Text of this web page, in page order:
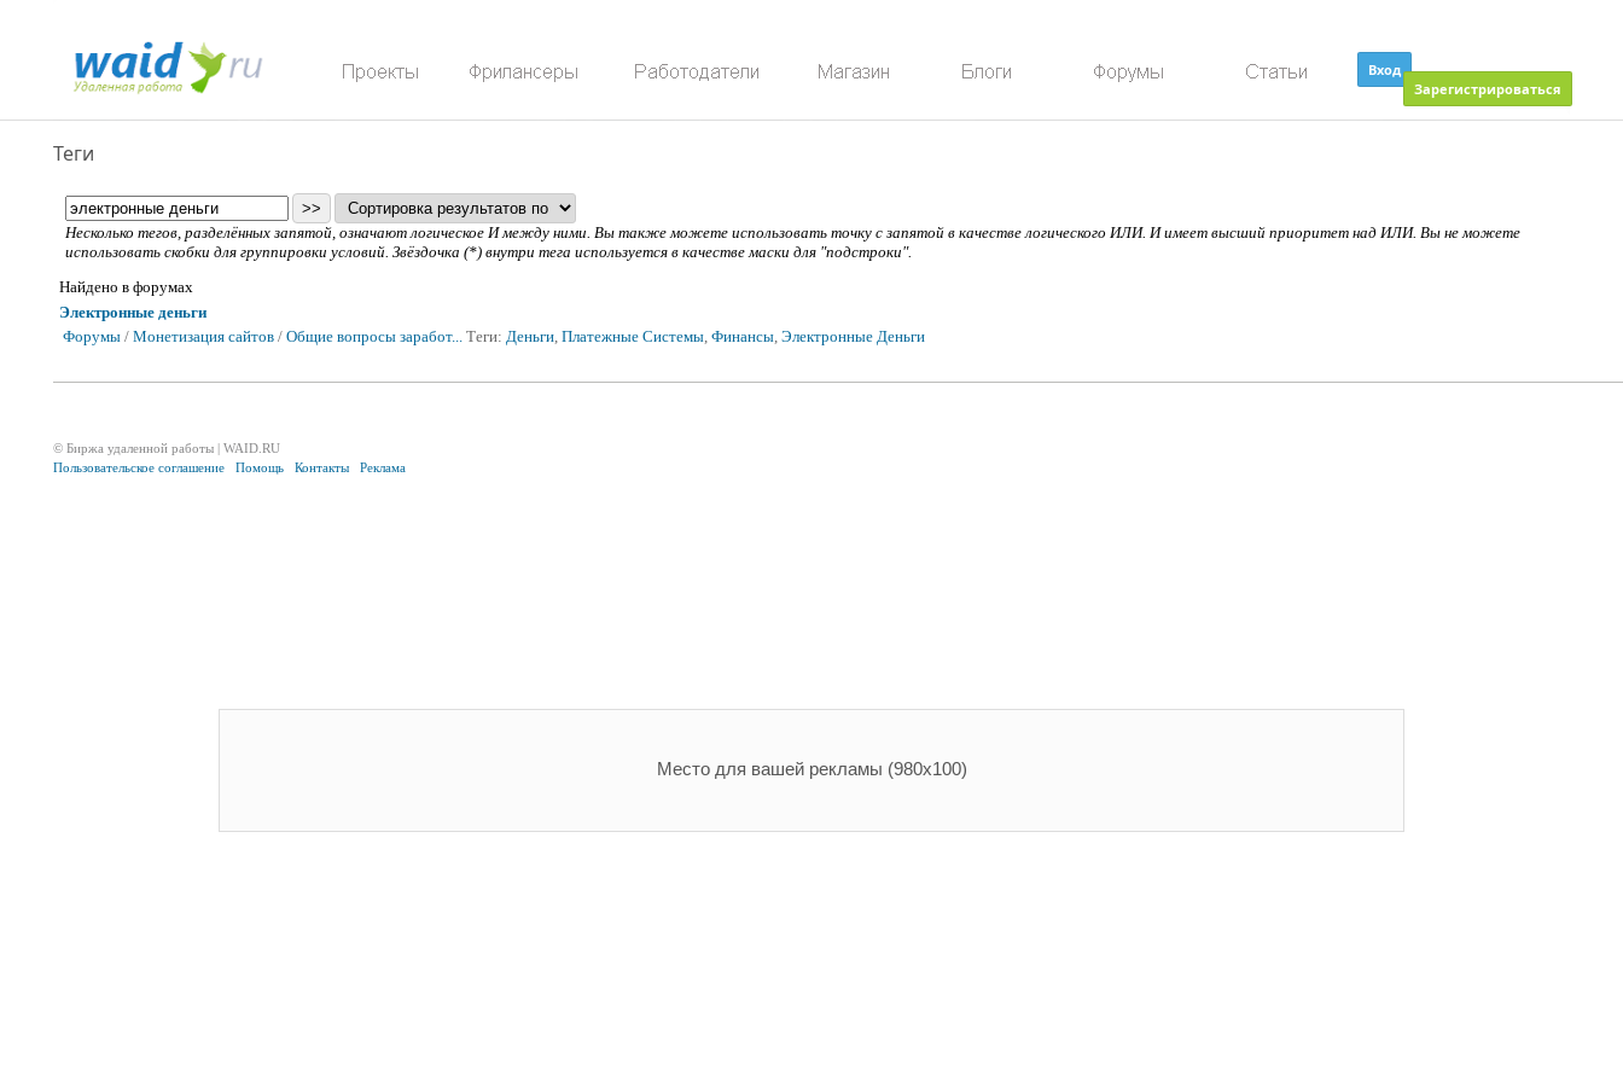
Вход
Зарегистрироваться
Теги
Несколько тегов, разделённых запятой, означают логическое И между ними. Вы также можете использовать точку с запятой в качестве логического ИЛИ. И имеет высший приоритет над ИЛИ. Вы не можете
использовать скобки для группировки условий. Звёздочка (*) внутри тега используется в качестве маски для "подстроки".
Найдено в форумах
Электронные деньги
Форумы / Монетизация сайтов / Общие вопросы заработ... Теги: Деньги, Платежные Системы, Финансы, Электронные Деньги
© Биржа удаленной работы | WAID.RU
Пользовательское соглашение
Помощь Контакты Реклама
Место для вашей рекламы (980х100)